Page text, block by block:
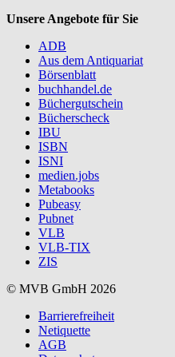
Unsere Angebote für Sie
ADB
Aus dem Antiquariat
Börsenblatt
buchhandel.de
Büchergutschein
Bücherscheck
IBU
ISBN
ISNI
medien.jobs
Metabooks
Pubeasy
Pubnet
VLB
VLB-TIX
ZIS
© MVB GmbH 2026
Barrierefreiheit
Netiquette
AGB